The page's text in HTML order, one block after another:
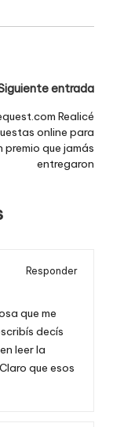
entrada
Realicé
online para
premio que jamás
entregaron
Responder
que me
decís
leer la
que esos